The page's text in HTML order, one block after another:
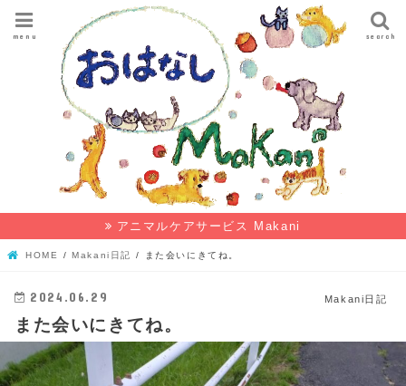
search
menu
アニマルケアサービス Makani
HOME Makani日記 また会いにきてね。
Makani日記
2024.06.29
また会いにきてね。